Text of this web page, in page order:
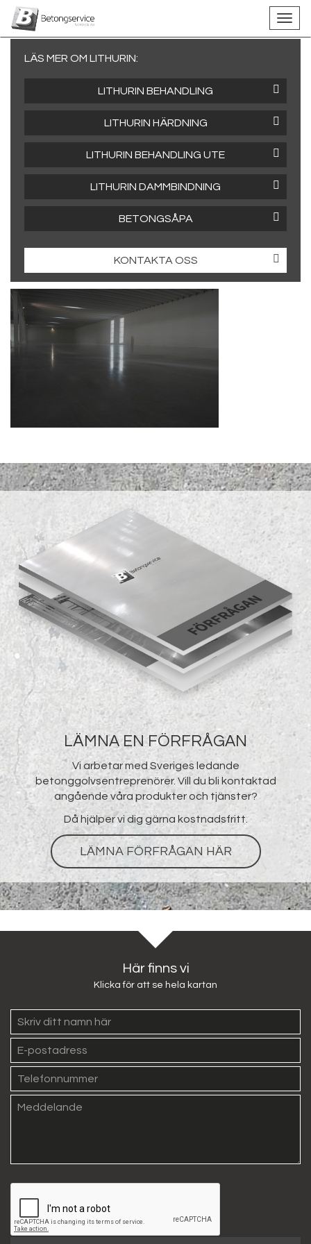
LÄS MER OM LITHURIN:
LITHURIN BEHANDLING
LITHURIN HÄRDNING
LITHURIN BEHANDLING UTE
LITHURIN DAMMBINDNING
BETONGSÅPA
KONTAKTA OSS
LÄMNA EN FÖRFRÅGAN
Vi arbetar med Sveriges ledande
betonggolvsentreprenörer. Vill du bli kontaktad
angående våra produkter och tjänster?
Då hjälper vi dig gärna kostnadsfritt.
LÄMNA FÖRFRÅGAN HÄR
Här finns vi
Klicka för att se hela kartan